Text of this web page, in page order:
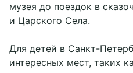
музея до поездок в
и Царского Села.
Для детей в Санкт-
интересных мест, таких